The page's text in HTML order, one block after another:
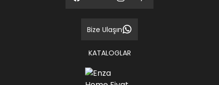
Bize Ulaşın
KATALOGLAR